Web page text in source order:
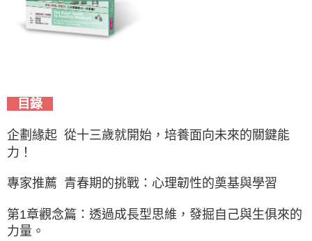
目錄
企劃緣起 從十三歲就開始，培養面向未來的關鍵能
力！
專家推薦 青春期的挑戰：心理韌性的奠基與學習
第1章觀念篇：透過成長型思維，發掘自己與生俱來的
力量。